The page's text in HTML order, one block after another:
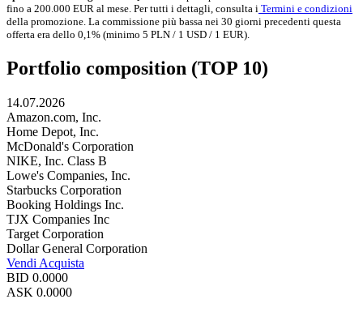
fino a 200.000 EUR al mese. Per tutti i dettagli, consulta i Termini e condizioni
della promozione. La commissione più bassa nei 30 giorni precedenti questa
offerta era dello 0,1% (minimo 5 PLN / 1 USD / 1 EUR).
Portfolio composition (TOP 10)
14.07.2026
Amazon.com, Inc.
Home Depot, Inc.
McDonald's Corporation
NIKE, Inc. Class B
Lowe's Companies, Inc.
Starbucks Corporation
Booking Holdings Inc.
TJX Companies Inc
Target Corporation
Dollar General Corporation
Vendi Acquista
BID 0.0000
ASK 0.0000